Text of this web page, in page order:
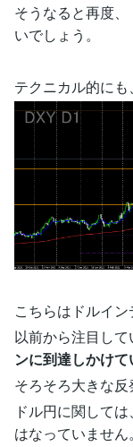
そうなると再度
いでしょう。
テクニカル的にも、
こちらはドルイン
以前から注目して
ンに到達しかけて
そろそろ大きな反
ドル円に関して
はなっていません。